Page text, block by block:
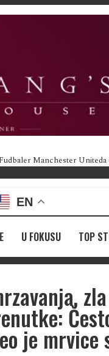
Fudbaler Manchester
EN
U FOKUSU TOP
je mrvice